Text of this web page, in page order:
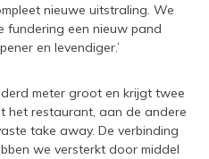
nieuwe uitstraling. We
fundering een nieuw pand
en levendiger.’
meter groot en krijgt twee
het restaurant, aan de andere
take away. De verbinding
we versterkt door middel